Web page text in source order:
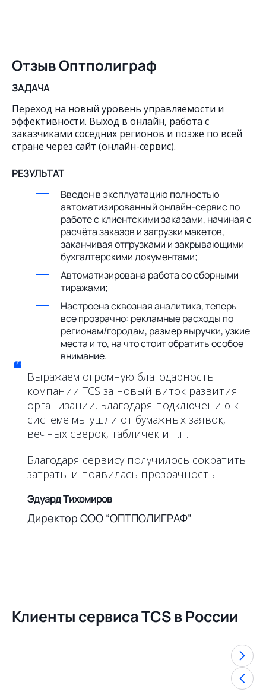
Отзыв Оптполиграф
ЗАДАЧА
Переход на новый уровень управляемости и
эффективности. Выход в онлайн, работа с
заказчиками соседних регионов и позже по всей
стране через сайт (онлайн-сервис).
РЕЗУЛЬТАТ
Введен в эксплуатацию полностью
автоматизированный онлайн-сервис по
работе с клиентскими заказами, начиная с
расчёта заказов и загрузки макетов,
заканчивая отгрузками и закрывающими
бухгалтерскими документами;
Автоматизирована работа со сборными
тиражами;
Настроена сквозная аналитика, теперь
все прозрачно: рекламные расходы по
регионам/городам, размер выручки, узкие
места и то, на что стоит обратить особое
внимание.
“ Выражаем огромную благодарность
компании TCS за новый виток развития
организации. Благодаря подключению к
системе мы ушли от бумажных заявок,
вечных сверок, табличек и т.п.
Благодаря сервису получилось сократить
затраты и появилась прозрачность.
Эдуард Тихомиров
Директор ООО “ОПТПОЛИГРАФ”
Клиенты сервиса TCS в России